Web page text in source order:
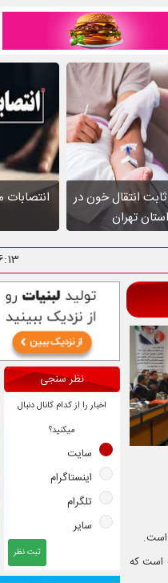
مرکز ثابت انتقال خون در
تهران
انتصابات
است.
است که
نظر سنجی
اخبار را از کدام کانال دنبال
میکنید؟
سایت
اینستاگرام
تلگرام
سایر
ثبت نظر